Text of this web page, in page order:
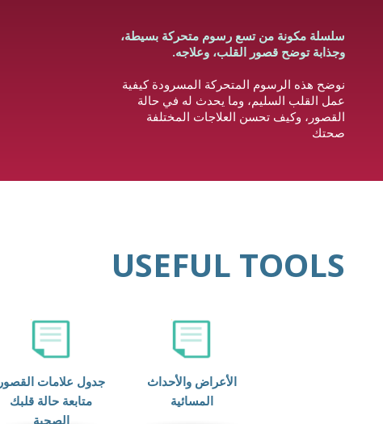
سلسلة مكونة من تسع رسوم متحركة بسيطة،
وجذابة توضح قصور القلب، وعلاجه.
نوضح هذه الرسوم المتحركة المسرودة كيفية
عمل القلب السليم، وما يحدث له في حالة
القصور، وكيف تحسن العلاجات المختلفة
صحتك
USEFUL TOOLS
الأعراض والأحداث
المسائية
جدول علامات القصور
متابعة حالة قلبك
الصحية